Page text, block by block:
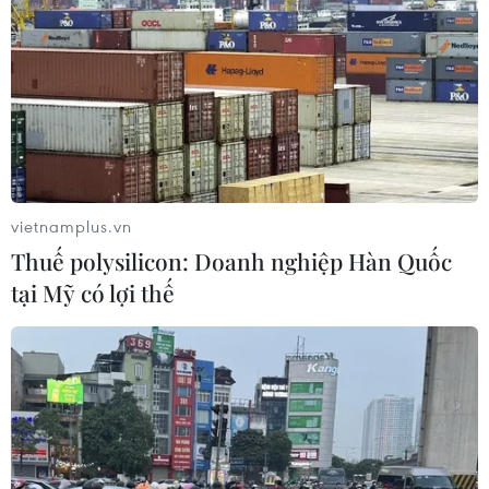
Viện Kiểm sát Nhân dân Tối cao với
TTXVN, Báo Nhân Dân và VOV
24/07/2026 12:42
Ký kết hợp tác truyền thông giữa
Viện Kiểm sát Nhân dân Tối cao và 3
cơ quan thông tấn, báo chí
24/07/2026 11:54
Lan tỏa giá trị các tác phẩm bảo vệ
nền tảng tư tưởng của Đảng
24/07/2026 11:51
Hà Nội: Lan tỏa đạo lý “Uống nước
vietnamplus.vn
Thuế polysilicon: Doanh nghiệp Hàn Quốc
tại Mỹ có lợi thế